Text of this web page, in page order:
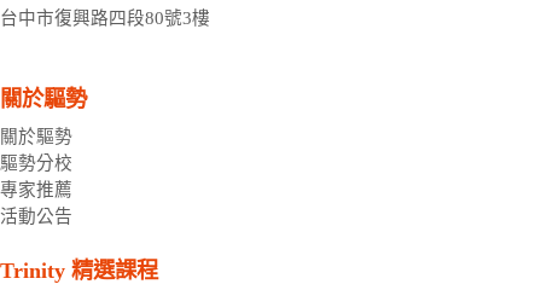
台中市復興路四段80號3樓
關於驅勢
關於驅勢
驅勢分校
專家推薦
活動公告
Trinity 精選課程